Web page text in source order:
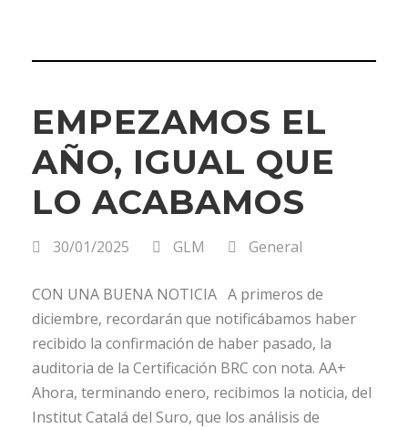
EMPEZAMOS EL
AÑO, IGUAL QUE
LO ACABAMOS
30/01/2025 GLM General
CON UNA BUENA NOTICIA A primeros de
diciembre, recordarán que notificábamos haber
recibido la confirmación de haber pasado, la
auditoria de la Certificación BRC con nota. AA+
Ahora, terminando enero, recibimos la noticia, del
Institut Catalá del Suro, que los análisis de